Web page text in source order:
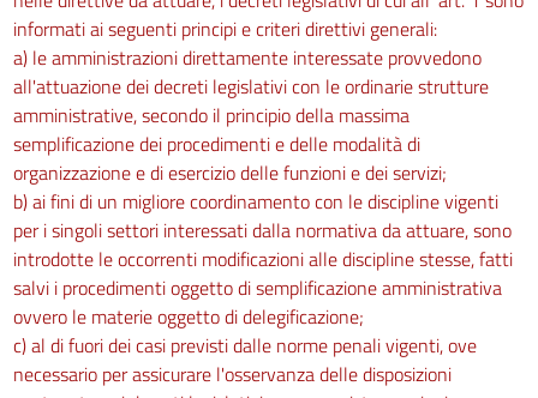
informati ai seguenti principi e criteri direttivi generali:
a) le amministrazioni direttamente interessate provvedono
all'attuazione dei decreti legislativi con le ordinarie strutture
amministrative, secondo il principio della massima
semplificazione dei procedimenti e delle modalità di
organizzazione e di esercizio delle funzioni e dei servizi;
b) ai fini di un migliore coordinamento con le discipline vigenti
per i singoli settori interessati dalla normativa da attuare, sono
introdotte le occorrenti modificazioni alle discipline stesse, fatti
salvi i procedimenti oggetto di semplificazione amministrativa
ovvero le materie oggetto di delegificazione;
c) al di fuori dei casi previsti dalle norme penali vigenti, ove
necessario per assicurare l'osservanza delle disposizioni